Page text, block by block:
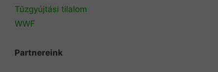
Tűzgyújtási tilalom
WWF
Partnereink